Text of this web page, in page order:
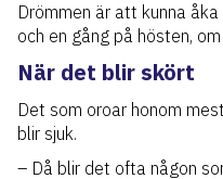
Drömmen är att kunna
och en gång på hösten,
När det blir skört
Det som oroar honom
blir sjuk.
– Då blir det ofta någon